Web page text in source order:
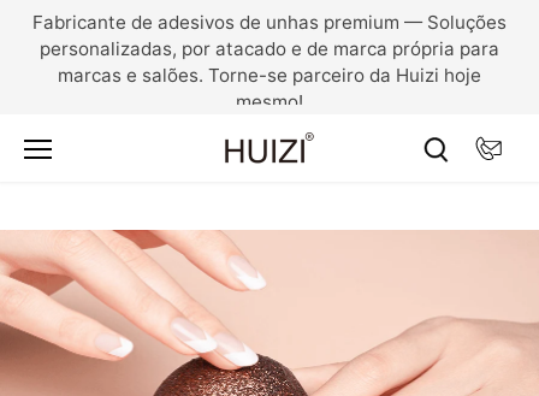
PularFabricante de adesivos de unhas premium — Soluções
personalizadas, por atacado e de marca própria para
marcas e salões. Torne-se parceiro da Huizi hoje
mesmo!